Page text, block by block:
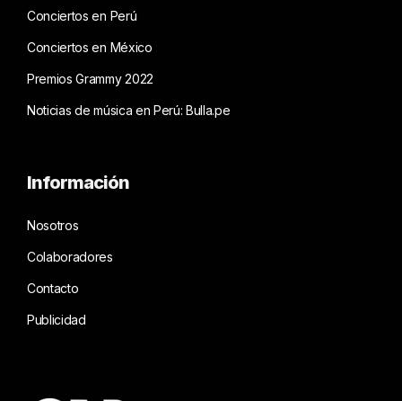
Conciertos en Perú
Conciertos en México
Premios Grammy 2022
Noticias de música en Perú: Bulla.pe
Información
Nosotros
Colaboradores
Contacto
Publicidad